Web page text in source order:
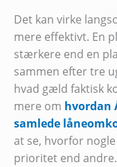
Det kan virke
mere effektivt. En
stærkere end en
sammen efter tre
hvad gæld faktisk
mere om hvordan
samlede
at se, hvorfor
prioritet end andre.